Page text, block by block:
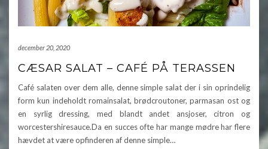
december 20, 2020
CÆSAR SALAT – CAFÉ PÅ TERASSEN
Café salaten over dem alle, denne simple salat der i sin oprindelig
form kun indeholdt romainsalat, brødcroutoner, parmasan ost og
en syrlig dressing, med blandt andet ansjoser, citron og
worcestershiresauce.Da en succes ofte har mange mødre har flere
hævdet at være opfinderen af denne simple…